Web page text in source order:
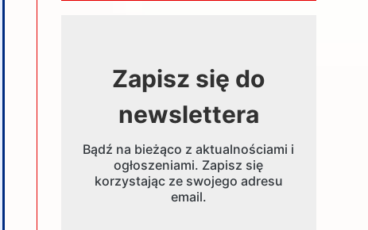
Zapisz się do
newslettera
Bądź na bieżąco z aktualnościami i
ogłoszeniami. Zapisz się
korzystając ze swojego adresu
email.